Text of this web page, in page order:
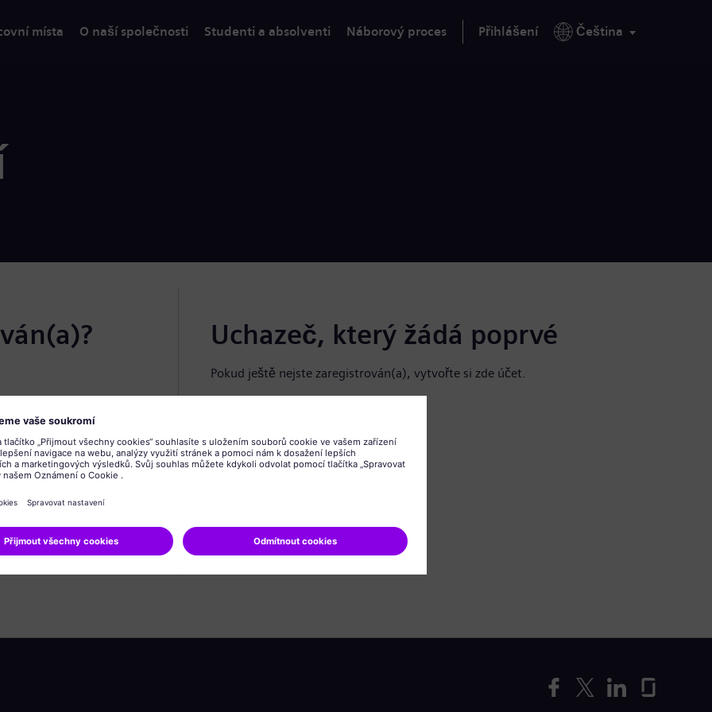
místa O naší společnosti Studenti a absolventi Náborový proces Přihlášení Čeština
Uchazeč, který žádá poprvé
Pokud ještě nejste zaregistrován(a), vytvořte si zde účet.